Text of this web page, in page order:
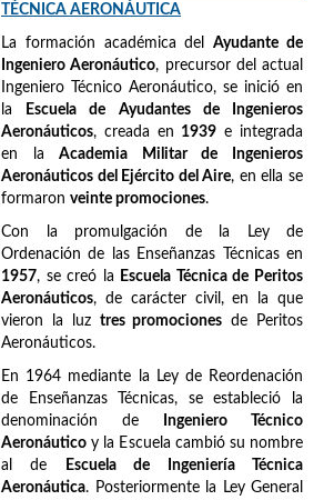
TÉCNICA AERONÁUTICA
La formación académica delAyudante de
Ingeniero Aeronáutico, precursor del actual
Ingeniero Técnico Aeronáutico, se inició en
la
Escuela de Ayudantes de Ingenieros
Aeronáuticos, creada en 1939 e integrada
en laAcademia Militar de Ingenieros
Aeronáuticos del Ejército del Aire, en ella se
formaron veinte promociones.
Con la promulgación de la Ley de
Ordenación de las Enseñanzas Técnicas en
1957, se creó la
Escuela Técnica de Peritos
Aeronáuticos, de carácter civil, en la que
vieron la luz tres promociones de Peritos
Aeronáuticos.
En 1964 mediante la Ley de Reordenación
de Enseñanzas Técnicas, se estableció la
denominación de
Ingeniero Técnico
Aeronáutico y la Escuela cambió su nombre
al de
Escuela de Ingeniería Técnica
Aeronáutica. Posteriormente la Ley General